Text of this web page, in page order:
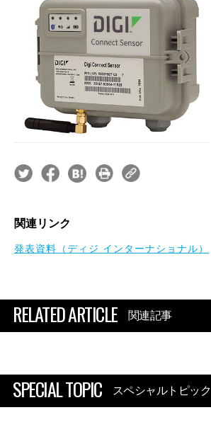
関連リンク
発表資料（ディジ インターナショナル）
RELATED ARTICLE 関連記事
SPECIAL TOPIC スペシャルトピック